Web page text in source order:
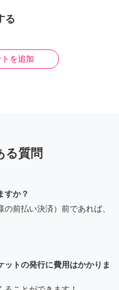
る
を追加
る質問
すか？
前払い決済）前であれば、
ットの発行に費用はかかりま